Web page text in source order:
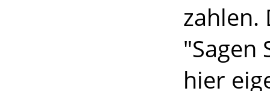
zahlen.
"Sagen
hier